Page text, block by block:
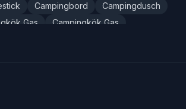
Campingbord
Campingdusch
Gas
Campingkök Gas